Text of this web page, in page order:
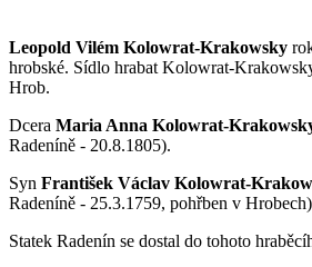
Leopold Vilém Kolowrat-Krakowsky
hrobské. Sídlo hrabat Kolowrat-
Hrob.
Dcera Maria Anna Kolowrat-
Radeníně - 20.8.1805).
Syn František Václav Kolowrat-
Radeníně - 25.3.1759, pohřben v
Statek Radenín se dostal do tohoto